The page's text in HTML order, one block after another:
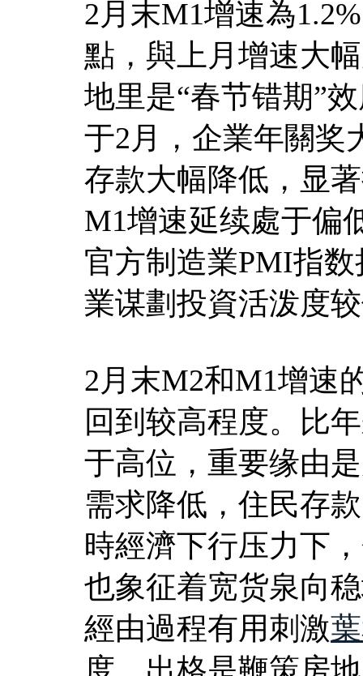
2月末M1增速為
點，與上月增速大
地里是“春节错期”
于2月，企業年關奖
存款大幅降低，显
M1增速延续處于偏
官方制造業PMI指
業谋劃投資活泼度
2月末M2和M1增速
回到较高程度。比
于高位，重要缘由
需求降低，住民存
時經濟下行压力下
也象征着宽货泉向
經由過程有用刺激